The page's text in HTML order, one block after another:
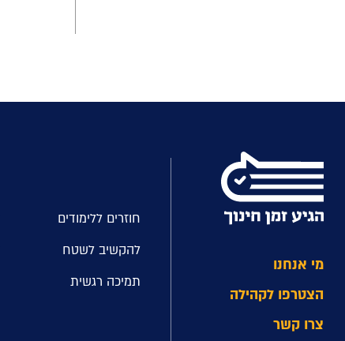
מי אנחנו
הצטרפו לקהילה
צרו קשר
חוזרים ללימודים
להקשיב לשטח
תמיכה רגשית